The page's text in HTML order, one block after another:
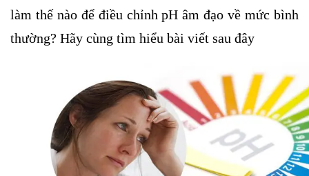
làm thế nào để điều chỉnh pH âm đạo về mức bình
thường? Hãy cùng tìm hiểu bài viết sau đây